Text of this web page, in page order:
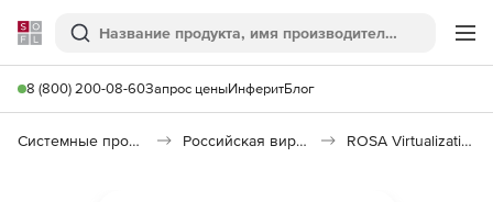
Softline
Поиск
8 (800) 200-08-60Запрос ценыИнферитБлог
Системные программы Российская виртуализация (Импортозамещение) ROSA Virtualization